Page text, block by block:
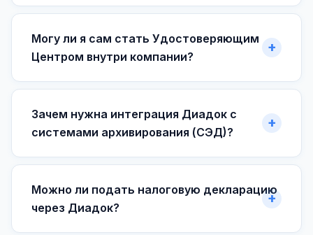
Могу ли я сам стать Удостоверяющим
Центром внутри компании?
Зачем нужна интеграция Диадок с
системами архивирования (СЭД)?
Можно ли подать налоговую декларацию
через Диадок?